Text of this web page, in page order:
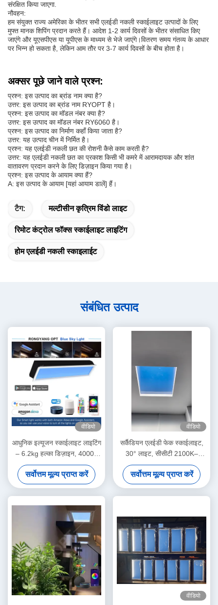
संरक्षित किया जाएगा.
नौवहन:
हम संयुक्त राज्य अमेरिका के भीतर सभी एलईडी नकली स्काईलाइट उत्पादों के लिए
मुफ्त मानक शिपिंग प्रदान करते हैं। आदेश 1-2 कार्य दिवसों के भीतर संसाधित किए
जाएंगे और यूएसपीएस या यूपीएस के माध्यम से भेजे जाएंगे।वितरण समय गंतव्य के आधार
पर भिन्न हो सकता है, लेकिन आम तौर पर 3-7 कार्य दिवसों के बीच होता है।
अक्सर पूछे जाने वाले प्रश्न:
प्रश्न: इस उत्पाद का ब्रांड नाम क्या है?
उत्तर: इस उत्पाद का ब्रांड नाम RYOPT है।
प्रश्न: इस उत्पाद का मॉडल नंबर क्या है?
उत्तर: इस उत्पाद का मॉडल नंबर RY6060 है।
प्रश्न: इस उत्पाद का निर्माण कहाँ किया जाता है?
उत्तर: यह उत्पाद चीन में निर्मित है।
प्रश्न: यह एलईडी नकली छत की रोशनी कैसे काम करती है?
उत्तर: यह एलईडी नकली छत का प्रकाश किसी भी कमरे में आरामदायक और शांत
वातावरण प्रदान करने के लिए डिज़ाइन किया गया है।
प्रश्न: इस उत्पाद के आयाम क्या हैं?
A: इस उत्पाद के आयाम [यहां आयाम डालें] हैं।
टैग: मल्टीसीन कृत्रिम विंडो लाइट
रिमोट कंट्रोल फॉक्स स्काईलाइट लाइटिंग
होम एलईडी नकली स्काइलाईट
संबंधित उत्पाद
वीडियो
आधुनिक इल्यूजन स्काईलाइट लाइटिंग
– 6.2kg हल्का डिज़ाइन, 4000+
लुमेन ब्राइटनेस, रिमोट और ऐप
कंट्रोल, DALI-2 और Zigbee के
माध्यम से निर्बाध स्मार्ट होम इंटीग्रेशन
सर्वोत्तम मूल्य प्राप्त करें
वीडियो
सर्कैडियन एलईडी फेक स्काईलाइट,
30° लाइट, सीसीटी 2100K–
7800K, उच्च प्रदर्शन
सर्वोत्तम मूल्य प्राप्त करें
वीडियो